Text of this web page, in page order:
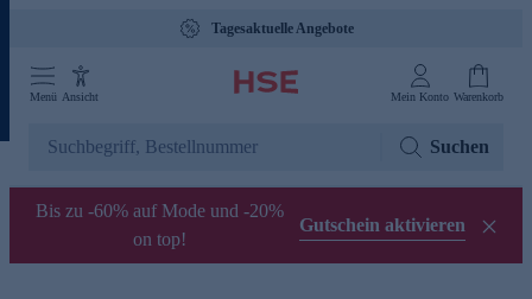
Tagesaktuelle Angebote
Menü Ansicht Mein Konto Warenkorb
Suchen
Bis zu -60% auf Mode und -20%
on top!
Gutschein aktivieren